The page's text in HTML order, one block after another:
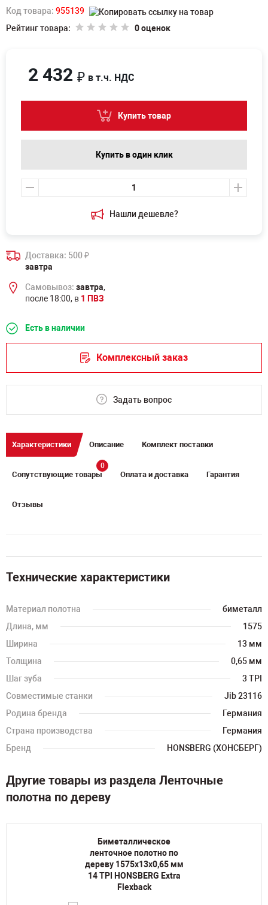
Код товара: 955139
Рейтинг товара:
0 оценок
Нашли дешевле?
2 432 ₽ в т.ч. НДС
Купить товар
Купить в один клик
Доставка: 500₽
завтра
Самовывоз: завтра,
после 18:00, в 1 ПВЗ
Есть в наличии
Комплексный заказ
Задать вопрос
Характеристики Описание Комплект поставки
Сопутствующие товары
0
Оплата и доставка Гарантия
Отзывы
Технические характеристики
Материал полотна
биметалл
Длина, мм
1575
Ширина
13 мм
Толщина
0,65 мм
Шаг зуба
3 TPI
Совместимые станки
Jib 23116
Родина бренда
Германия
Страна производства
Германия
Бренд
HONSBERG (ХОНСБЕРГ)
Другие товары из раздела Ленточные
полотна по дереву
Биметаллическое
ленточное полотно по
дереву 1575х13х0,65 мм
14 TPI HONSBERG Extra
Flexback